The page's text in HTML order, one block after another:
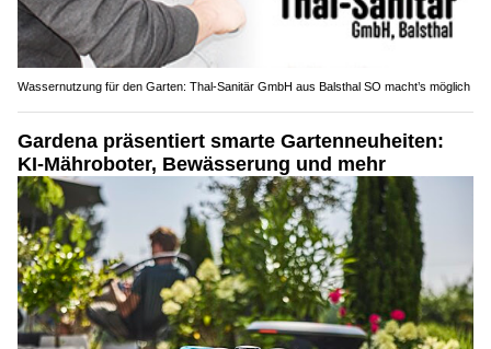
Wassernutzung für den Garten: Thal-Sanitär GmbH aus Balsthal SO macht’s möglich
Gardena präsentiert smarte Gartenneuheiten:
KI-Mähroboter, Bewässerung und mehr